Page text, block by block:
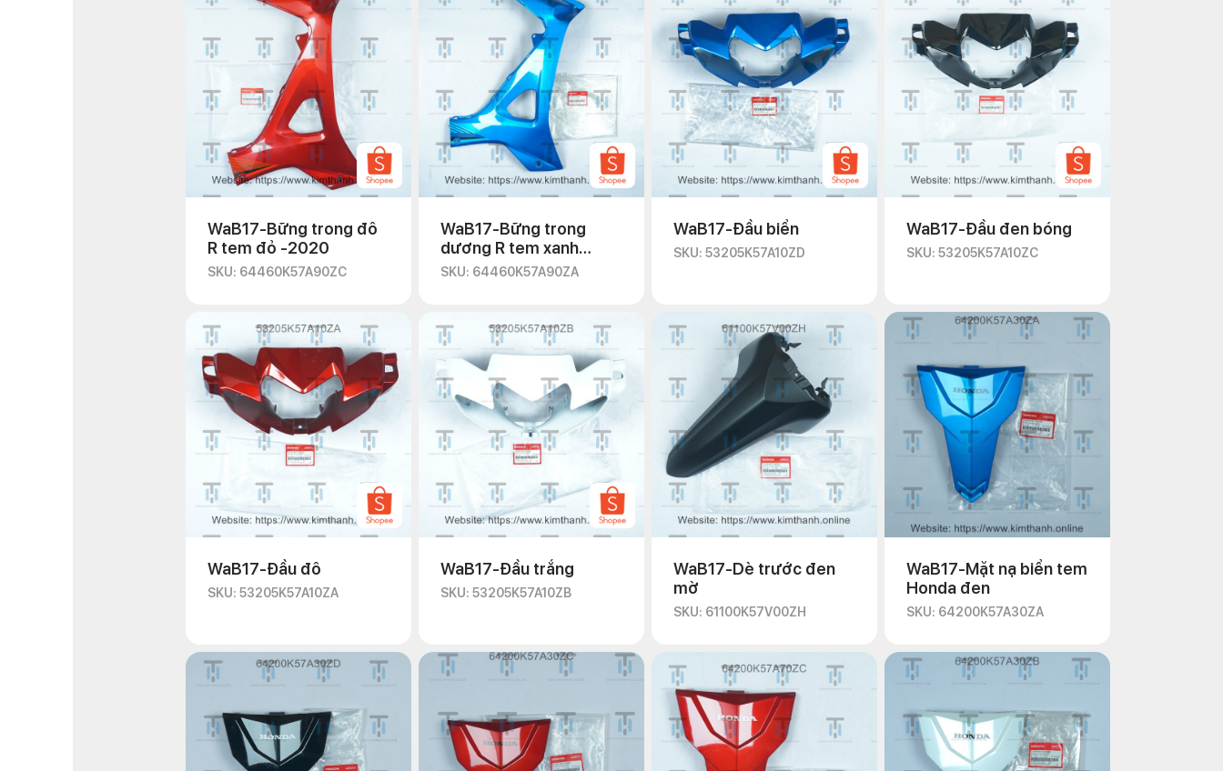
WaB17-Bững trong đô
R tem đỏ -2020
SKU: 64460K57A90ZC
WaB17-Bững trong
dương R tem xanh
-2020
SKU: 64460K57A90ZA
WaB17-Đầu biển
SKU: 53205K57A10ZD
WaB17-Đầu đen bóng
SKU: 53205K57A10ZC
WaB17-Đầu đô
SKU: 53205K57A10ZA
WaB17-Đầu trắng
SKU: 53205K57A10ZB
WaB17-Dè trước đen
mờ
SKU: 61100K57V00ZH
WaB17-Mặt nạ biển tem
Honda đen
SKU: 64200K57A30ZA